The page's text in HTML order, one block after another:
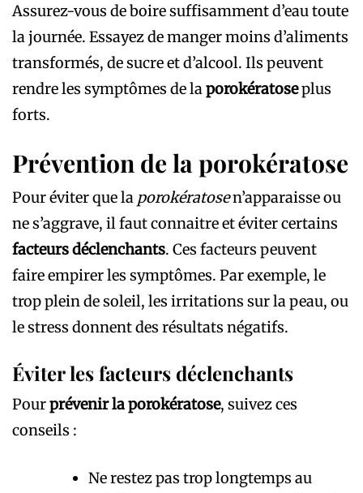
Assurez-vous de boire suffisamment d’eau toute
la journée. Essayez de manger moins d’aliments
transformés, de sucre et d’alcool. Ils peuvent
rendre les symptômes de laporokératoseplus
forts.
Prévention de la porokératose
Pour éviter que la porokératosen’apparaisse ou
ne s’aggrave, il faut connaitre et éviter certains
facteurs déclenchants. Ces facteurs peuvent
faire empirer les symptômes. Par exemple, le
trop plein de soleil, les irritations sur la peau, ou
le stress donnent des résultats négatifs.
Éviter les facteurs déclenchants
Pourprévenir la porokératose, suivez ces
conseils :
Ne restez pas trop longtemps au